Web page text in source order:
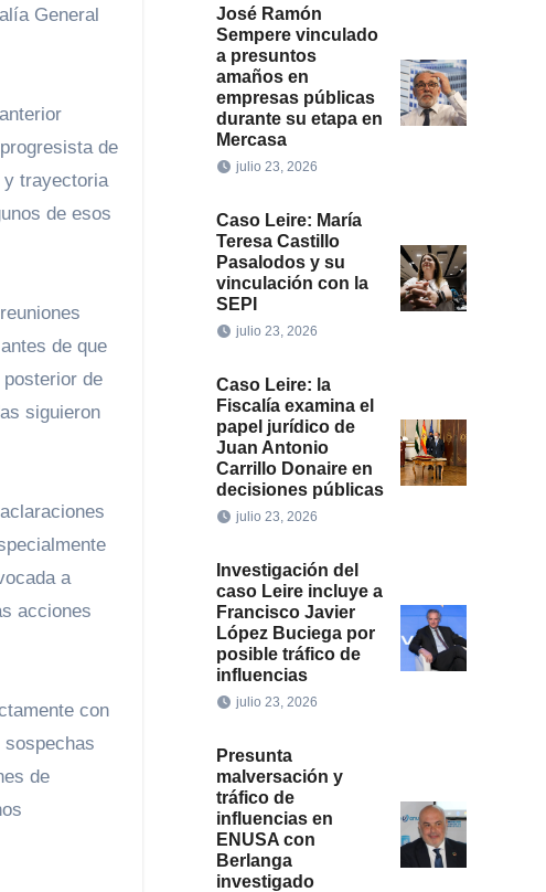
General
de
y trayectoria
de esos
de que
de
siguieron
a
acciones
con
de
José Ramón
Sempere vinculado
a presuntos
amaños en
empresas públicas
durante su etapa en
Mercasa
julio 23, 2026
Caso Leire: María
Teresa Castillo
Pasalodos y su
vinculación con la
SEPI
julio 23, 2026
Caso Leire: la
Fiscalía examina el
papel jurídico de
Juan Antonio
Carrillo Donaire en
decisiones públicas
julio 23, 2026
Investigación del
caso Leire incluye a
Francisco Javier
López Buciega por
posible tráfico de
influencias
julio 23, 2026
Presunta
malversación y
tráfico de
influencias en
ENUSA con
Berlanga
investigado